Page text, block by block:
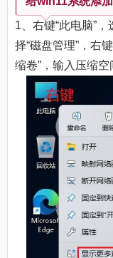
1、右键“此电脑”，
择“磁盘管理”，右
缩卷”，输入压缩空